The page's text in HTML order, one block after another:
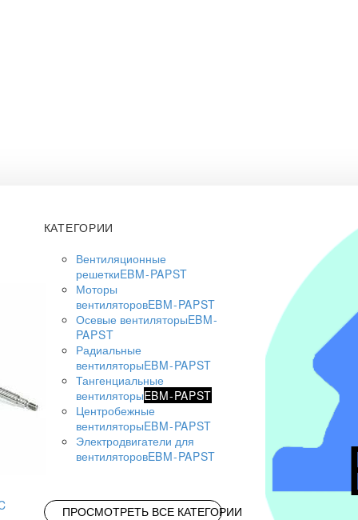
КАТЕГОРИИ
Вентиляционные
решеткиEBM-PAPST
Моторы
вентиляторовEBM-PAPST
Осевые вентиляторыEBM-
PAPST
Радиальные
вентиляторыEBM-PAPST
Тангенциальные
вентиляторыEBM-PAPST
Центробежные
вентиляторыEBM-PAPST
Электродвигатели для
вентиляторовEBM-PAPST
ПРОСМОТРЕТЬ ВСЕ КАТЕГОРИИ